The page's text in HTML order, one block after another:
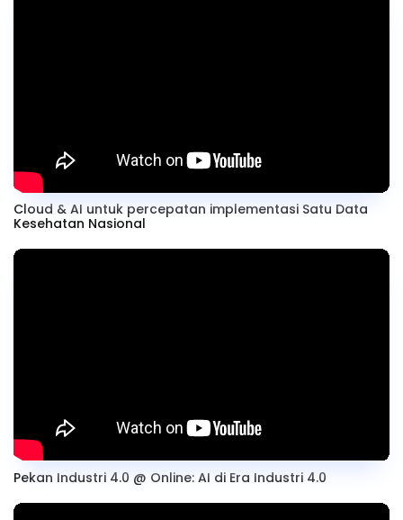
Cloud & AI untuk percepatan implementasi Satu Data
Kesehatan Nasional
Pekan Industri 4.0 @ Online: AI di Era Industri 4.0